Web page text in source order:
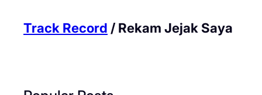
Track Record / Rekam Jejak Saya